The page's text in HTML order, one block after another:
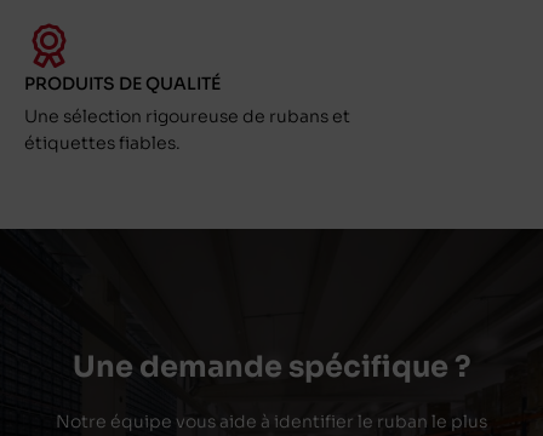
PRODUITS DE QUALITÉ
Une sélection rigoureuse de rubans et
étiquettes fiables.
Une demande spécifique ?
Notre équipe vous aide à identifier le ruban le plus